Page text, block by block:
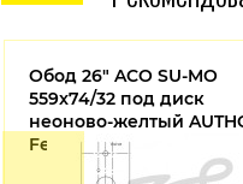
Обод 26" ACO SU-MO
559x74/32 под диск
неоново-желтый
Fetbike